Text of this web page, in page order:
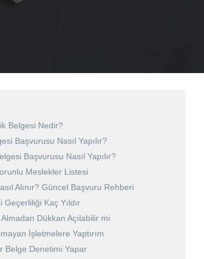
Belgesi Nedir?
Başvurusu Nasıl Yapılır?
Başvurusu Nasıl Yapılır?
Meslekler Listesi
Alınır? Güncel Başvuru Rehberi
Geçerliliği Kaç Yıldır
Dükkan Açılabilir mi
İşletmelere Yaptırım
Belge Denetimi Yapar